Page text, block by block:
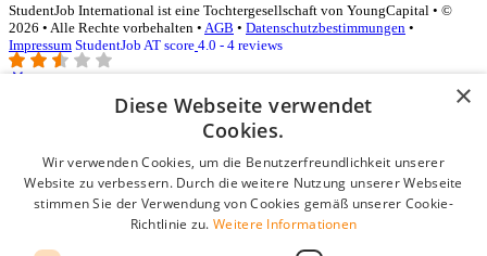
StudentJob International ist eine Tochtergesellschaft von YoungCapital • ©
2026 • Alle Rechte vorbehalten • AGB • Datenschutzbestimmungen •
Impressum StudentJob AT score 4.0 - 4 reviews
Login für Unternehmen
E-Mail*
Passwort
Angemeldet bleiben
×
Diese Webseite verwendet
Cookies.
Wir verwenden Cookies, um die Benutzerfreundlichkeit unserer
Website zu verbessern. Durch die weitere Nutzung unserer Webseite
stimmen Sie der Verwendung von Cookies gemäß unserer Cookie-
Richtlinie zu. Weitere Informationen